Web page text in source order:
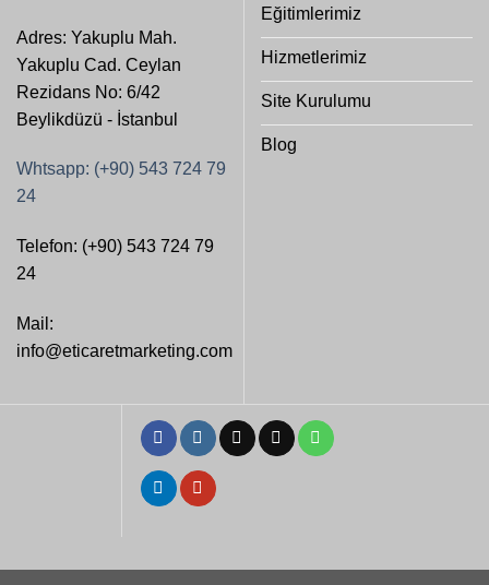
Adres: Yakuplu Mah.
Yakuplu Cad. Ceylan
Rezidans No: 6/42
Beylikdüzü - İstanbul
Whtsapp: (+90) 543 724 79
24
Telefon: (+90) 543 724 79
24
Mail:
info@eticaretmarketing.com
Eğitimlerimiz
Hizmetlerimiz
Site Kurulumu
Blog